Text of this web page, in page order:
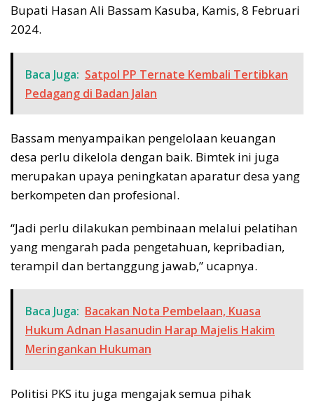
Bupati Hasan Ali Bassam Kasuba, Kamis, 8 Februari
2024.
Baca Juga: Satpol PP Ternate Kembali Tertibkan
Pedagang di Badan Jalan
Bassam menyampaikan pengelolaan keuangan
desa perlu dikelola dengan baik. Bimtek ini juga
merupakan upaya peningkatan aparatur desa yang
berkompeten dan profesional.
“Jadi perlu dilakukan pembinaan melalui pelatihan
yang mengarah pada pengetahuan, kepribadian,
terampil dan bertanggung jawab,” ucapnya.
Baca Juga: Bacakan Nota Pembelaan, Kuasa
Hukum Adnan Hasanudin Harap Majelis Hakim
Meringankan Hukuman
Politisi PKS itu juga mengajak semua pihak